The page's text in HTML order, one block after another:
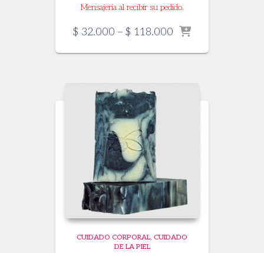
Mensajería al recibir su pedido.
$ 32.000 – $ 118.000 Price
$ 32.000
$ 118.000
CUIDADO CORPORAL CUIDADO
DE LA PIEL